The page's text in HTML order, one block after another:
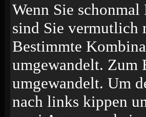
Wenn Sie
sind Sie vermutlich
Bestimmte
umgewandelt.
umgewandelt. Um
nach links kippen